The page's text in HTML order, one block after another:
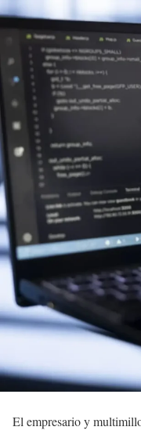
El empresario y